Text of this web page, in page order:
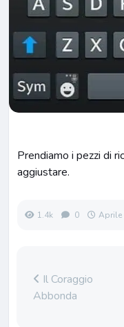
Prendiamo i pezzi di
aggiustare.
1.4k 0 Aprile
Il Coraggio
Abbonda